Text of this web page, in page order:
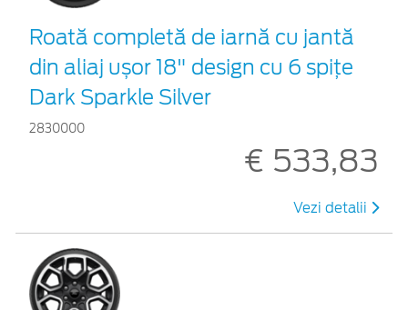
Roată completă de iarnă cu jantă
din aliaj ușor 18" design cu 6 spiţe
Dark Sparkle Silver
2830000
€ 533,83
Vezi detalii